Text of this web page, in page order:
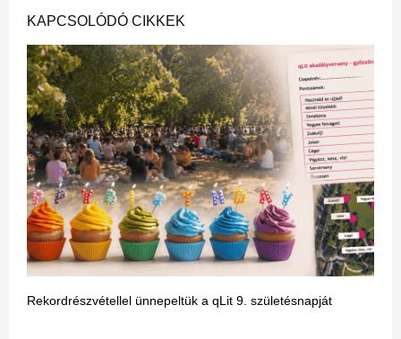
KAPCSOLÓDÓ CIKKEK
Rekordrészvétellel ünnepeltük a qLit 9. születésnapját